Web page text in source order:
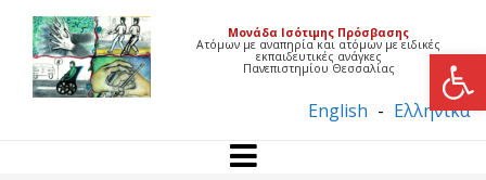
Μονάδα Ισότιμης Πρόσβασης
Ατόμων με αναπηρία και ατόμων με ειδικές
εκπαιδευτικές ανάγκες
Πανεπιστημίου Θεσσαλίας
English - Ελληνικά